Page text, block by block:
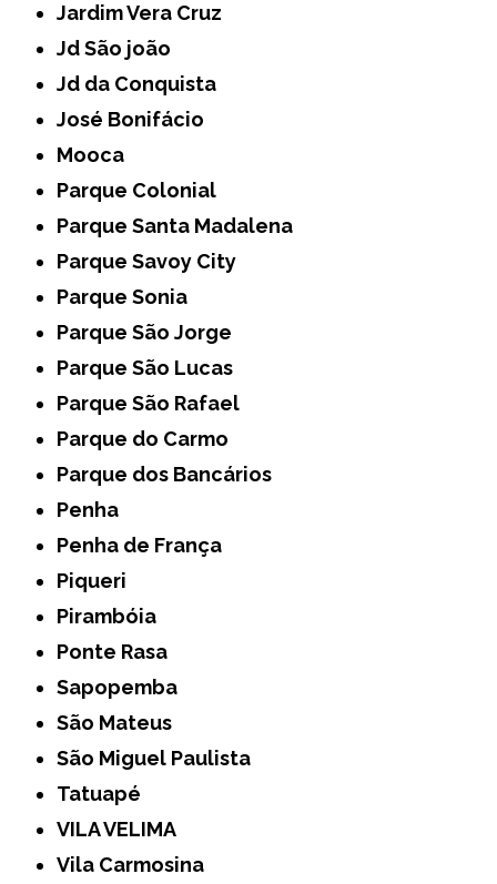
Jardim Vera Cruz
Jd São joão
Jd da Conquista
José Bonifácio
Mooca
Parque Colonial
Parque Santa Madalena
Parque Savoy City
Parque Sonia
Parque São Jorge
Parque São Lucas
Parque São Rafael
Parque do Carmo
Parque dos Bancários
Penha
Penha de França
Piqueri
Pirambóia
Ponte Rasa
Sapopemba
São Mateus
São Miguel Paulista
Tatuapé
VILA VELIMA
Vila Carmosina